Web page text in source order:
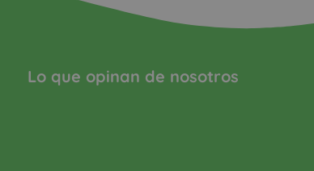
Lo que opinan de nosotros